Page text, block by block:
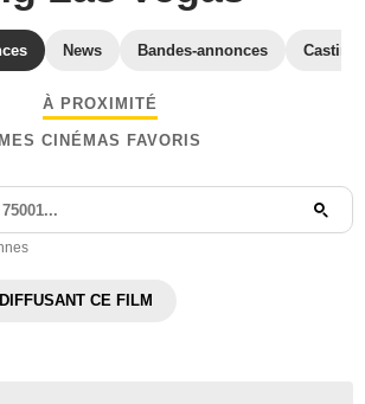
News Bandes-annonces Casting
À PROXIMITÉ
MES CINÉMAS FAVORIS
CE FILM